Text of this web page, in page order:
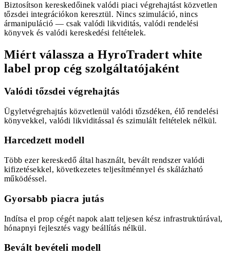
Biztosítson kereskedőinek valódi piaci végrehajtást közvetlen
tőzsdei integrációkon keresztül. Nincs szimuláció, nincs
ármanipuláció — csak valódi likviditás, valódi rendelési
könyvek és valódi kereskedési feltételek.
Miért válassza a HyroTradert white
label prop cég szolgáltatójaként
Valódi tőzsdei végrehajtás
Ügyletvégrehajtás közvetlenül valódi tőzsdéken, élő rendelési
könyvekkel, valódi likviditással és szimulált feltételek nélkül.
Harcedzett modell
Több ezer kereskedő által használt, bevált rendszer valódi
kifizetésekkel, következetes teljesítménnyel és skálázható
működéssel.
Gyorsabb piacra jutás
Indítsa el prop cégét napok alatt teljesen kész infrastruktúrával,
hónapnyi fejlesztés vagy beállítás nélkül.
Bevált bevételi modell